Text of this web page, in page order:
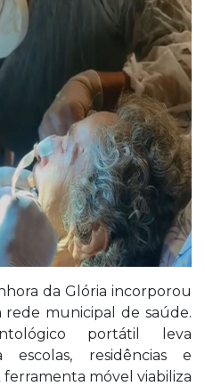
da Glória incorporou
municipal de saúde.
portátil leva
residências e
móvel viabiliza